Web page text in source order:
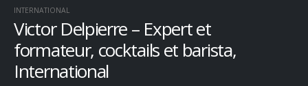
INTERNATIONAL
Victor Delpierre – Expert et
formateur, cocktails et barista,
International